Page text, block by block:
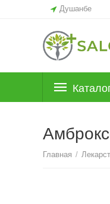
Душанбе
Главная /